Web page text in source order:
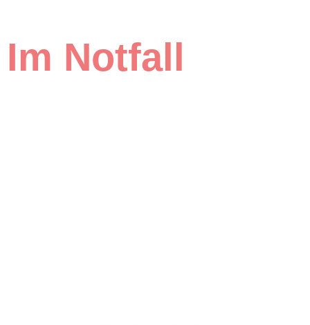
Im Notfall